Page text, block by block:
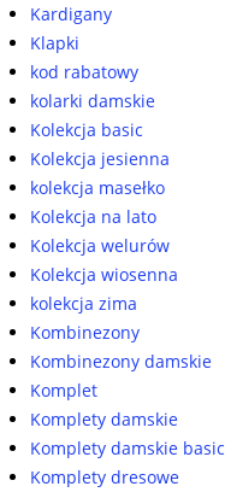
Kardigany
Klapki
kod rabatowy
kolarki damskie
Kolekcja basic
Kolekcja jesienna
kolekcja masełko
Kolekcja na lato
Kolekcja welurów
Kolekcja wiosenna
kolekcja zima
Kombinezony
Kombinezony damskie
Komplet
Komplety damskie
Komplety damskie basic
Komplety dresowe